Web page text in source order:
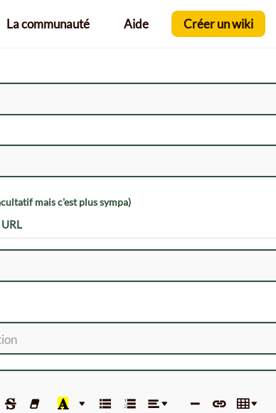
La communauté Aide Créer un wiki
mais c'est plus sympa)
URL